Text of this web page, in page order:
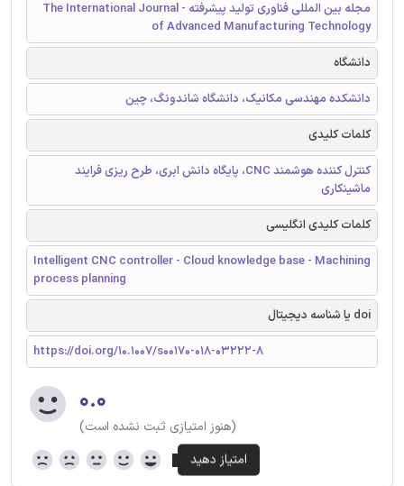
مجله بین المللی فناوری تولید پیشرفته - The International Journal
of Advanced Manufacturing Technology
دانشگاه
دانشکده مهندسی مکانیک، دانشگاه شاندونگ، چین
کلمات کلیدی
کنترل کننده هوشمند CNC، پایگاه دانش ابری، طرح ریزی فرایند
ماشینکاری
کلمات کلیدی انگلیسی
Intelligent CNC controller - Cloud knowledge base - Machining
process planning
doi یا شناسه دیجیتال
https://doi.org/10.1007/s00170-018-03222-8
۰.۰
(هنوز امتیازی ثبت نشده است)